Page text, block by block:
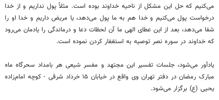
می‌کنیم که حل این مشکل از ناحیه خداوند بوده است. مثلاً پول نداریم و از خدا
درخواست پول می‌کنیم و خدا هم به ما پول می‌دهد، یا مریض داریم و خدا او را
شفا می‌دهد، بعد از این عطای الهی ما آن لحظات دعا و درماندگی را یادمان می‌رود
که خداوند در سوره نصر توصیه به استغفار کردن نموده است.
یادآور می‌شود، جلسات تفسیر این مجتهد و مفسر شیعی هر بامداد سحرگاه ماه
مبارک رمضان در دفتر تهران وی واقع در خیابان ۱۵ خرداد شرقی - کوچه امام‌زاده
یحیی (ع) برگزار می‌شود.